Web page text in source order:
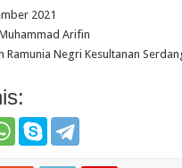
2021
Arifin
Ramunia Negri Kesultanan